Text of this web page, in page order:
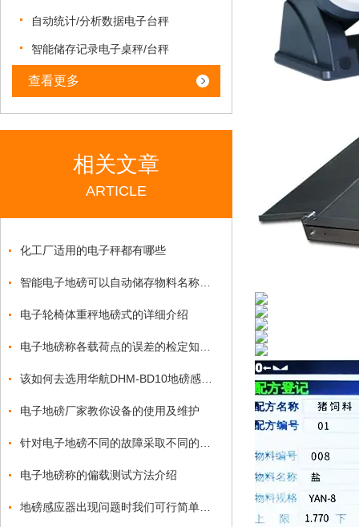
自动统计/分析数据电子台秤
智能储存记录电子桌秤/台秤
查看更多
相关文章
ARTICLE
化工厂适用的电子秤都有哪些
电子轮椅体重秤地磅式的详细介绍
电子地磅厂家教你设备的使用及维护
电子地磅称的偏载测试方法介绍